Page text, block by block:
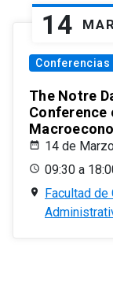
14
Conferencias
The Notre
Conference
14 de
09:30 a
Facultad de